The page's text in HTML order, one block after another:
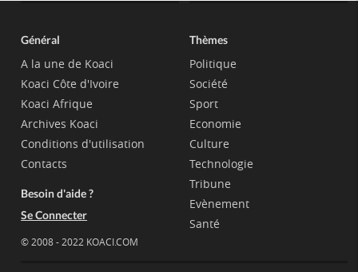
Général
A la une de Koaci
Koaci Côte d'Ivoire
Koaci Afrique
Archives Koaci
Conditions d'utilisation
Contacts
Besoin d'aide ?
Se Connecter
© 2008 - 2022 KOACI.COM
Thèmes
Politique
Société
Sport
Economie
Culture
Technologie
Tribune
Evènement
Santé